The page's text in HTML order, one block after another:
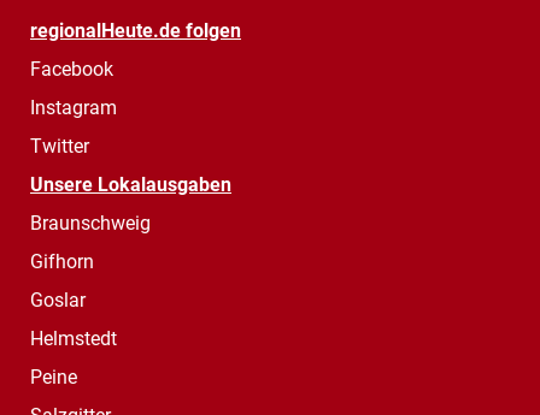
regionalHeute.de folgen
Facebook
Instagram
Twitter
Unsere Lokalausgaben
Braunschweig
Gifhorn
Goslar
Helmstedt
Peine